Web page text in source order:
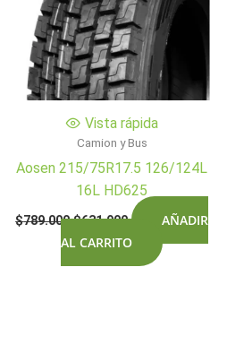
Vista rápida
Camion y Bus
Aosen 215/75R17.5 126/124L
16L HD625
$789.000El
original
era:
$631.900El
actual
es:
AÑADIR
AL CARRITO